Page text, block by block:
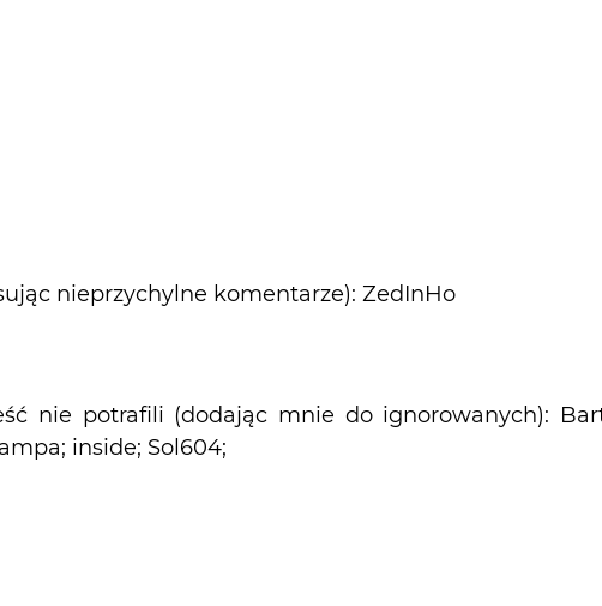
nieprzychylne komentarze): ZedInHo
nie potrafili (dodając mnie do ignorowanych):
inside; Sol604;